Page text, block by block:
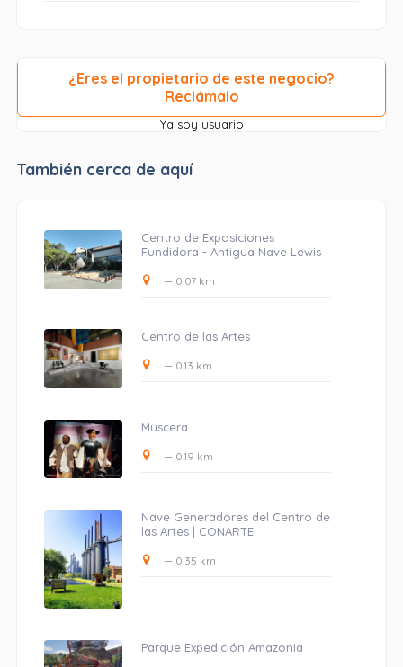
¿Eres el propietario de este negocio?
Reclámalo
Ya soy usuario
También cerca de aquí
Centro de Exposiciones
Fundidora - Antigua Nave Lewis
— 0.07 km
Centro de las Artes
— 0.13 km
Muscera
— 0.19 km
Nave Generadores del Centro de
las Artes | CONARTE
— 0.35 km
Parque Expedición Amazonia